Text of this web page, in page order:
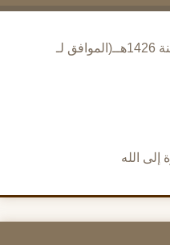
عوائق في الدعوة إلى الله لسنة 1426هــ(الموافق لـ
الله